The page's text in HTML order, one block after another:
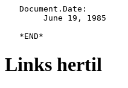
   Document.Date:
Links hertil